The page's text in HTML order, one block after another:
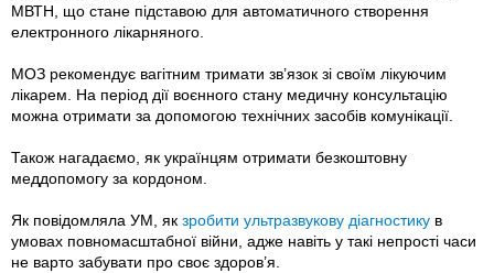
МВТН, що стане підставою для автоматичного створення
електронного лікарняного.
МОЗ рекомендує вагітним тримати зв’язок зі своїм лікуючим
лікарем. На період дії воєнного стану медичну консультацію
можна отримати за допомогою технічних засобів комунікації.
Також нагадаємо, як українцям отримати безкоштовну
меддопомогу за кордоном.
Як повідомляла УМ, як зробити ультразвукову діагностику в
умовах повномасштабної війни, адже навіть у такі непрості часи
не варто забувати про своє здоров’я.